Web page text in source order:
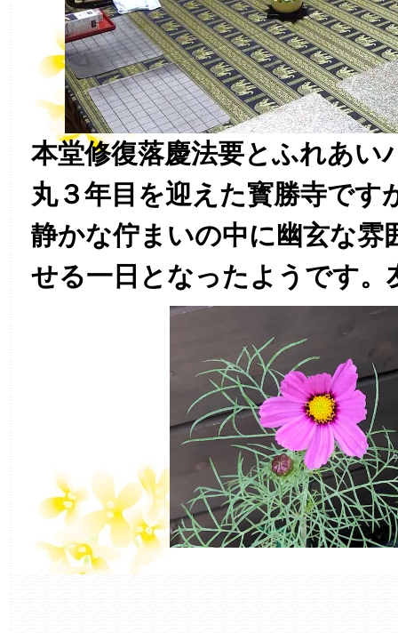
本堂修復落慶法要とふれあい
丸３年目を迎えた寳勝寺です
静かな佇まいの中に幽玄な雰
せる一日となったようです。